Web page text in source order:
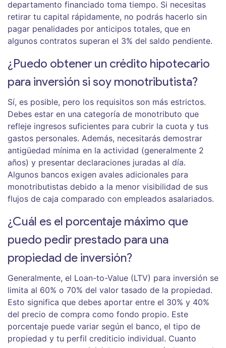
departamento financiado toma tiempo. Si necesitas
retirar tu capital rápidamente, no podrás hacerlo sin
pagar penalidades por anticipos totales, que en
algunos contratos superan el 3% del saldo pendiente.
¿Puedo obtener un crédito hipotecario
para inversión si soy monotributista?
Sí, es posible, pero los requisitos son más estrictos.
Debes estar en una categoría de monotributo que
refleje ingresos suficientes para cubrir la cuota y tus
gastos personales. Además, necesitarás demostrar
antigüedad mínima en la actividad (generalmente 2
años) y presentar declaraciones juradas al día.
Algunos bancos exigen avales adicionales para
monotributistas debido a la menor visibilidad de sus
flujos de caja comparado con empleados asalariados.
¿Cuál es el porcentaje máximo que
puedo pedir prestado para una
propiedad de inversión?
Generalmente, el Loan-to-Value (LTV) para inversión se
limita al 60% o 70% del valor tasado de la propiedad.
Esto significa que debes aportar entre el 30% y 40%
del precio de compra como fondo propio. Este
porcentaje puede variar según el banco, el tipo de
propiedad y tu perfil crediticio individual. Cuanto